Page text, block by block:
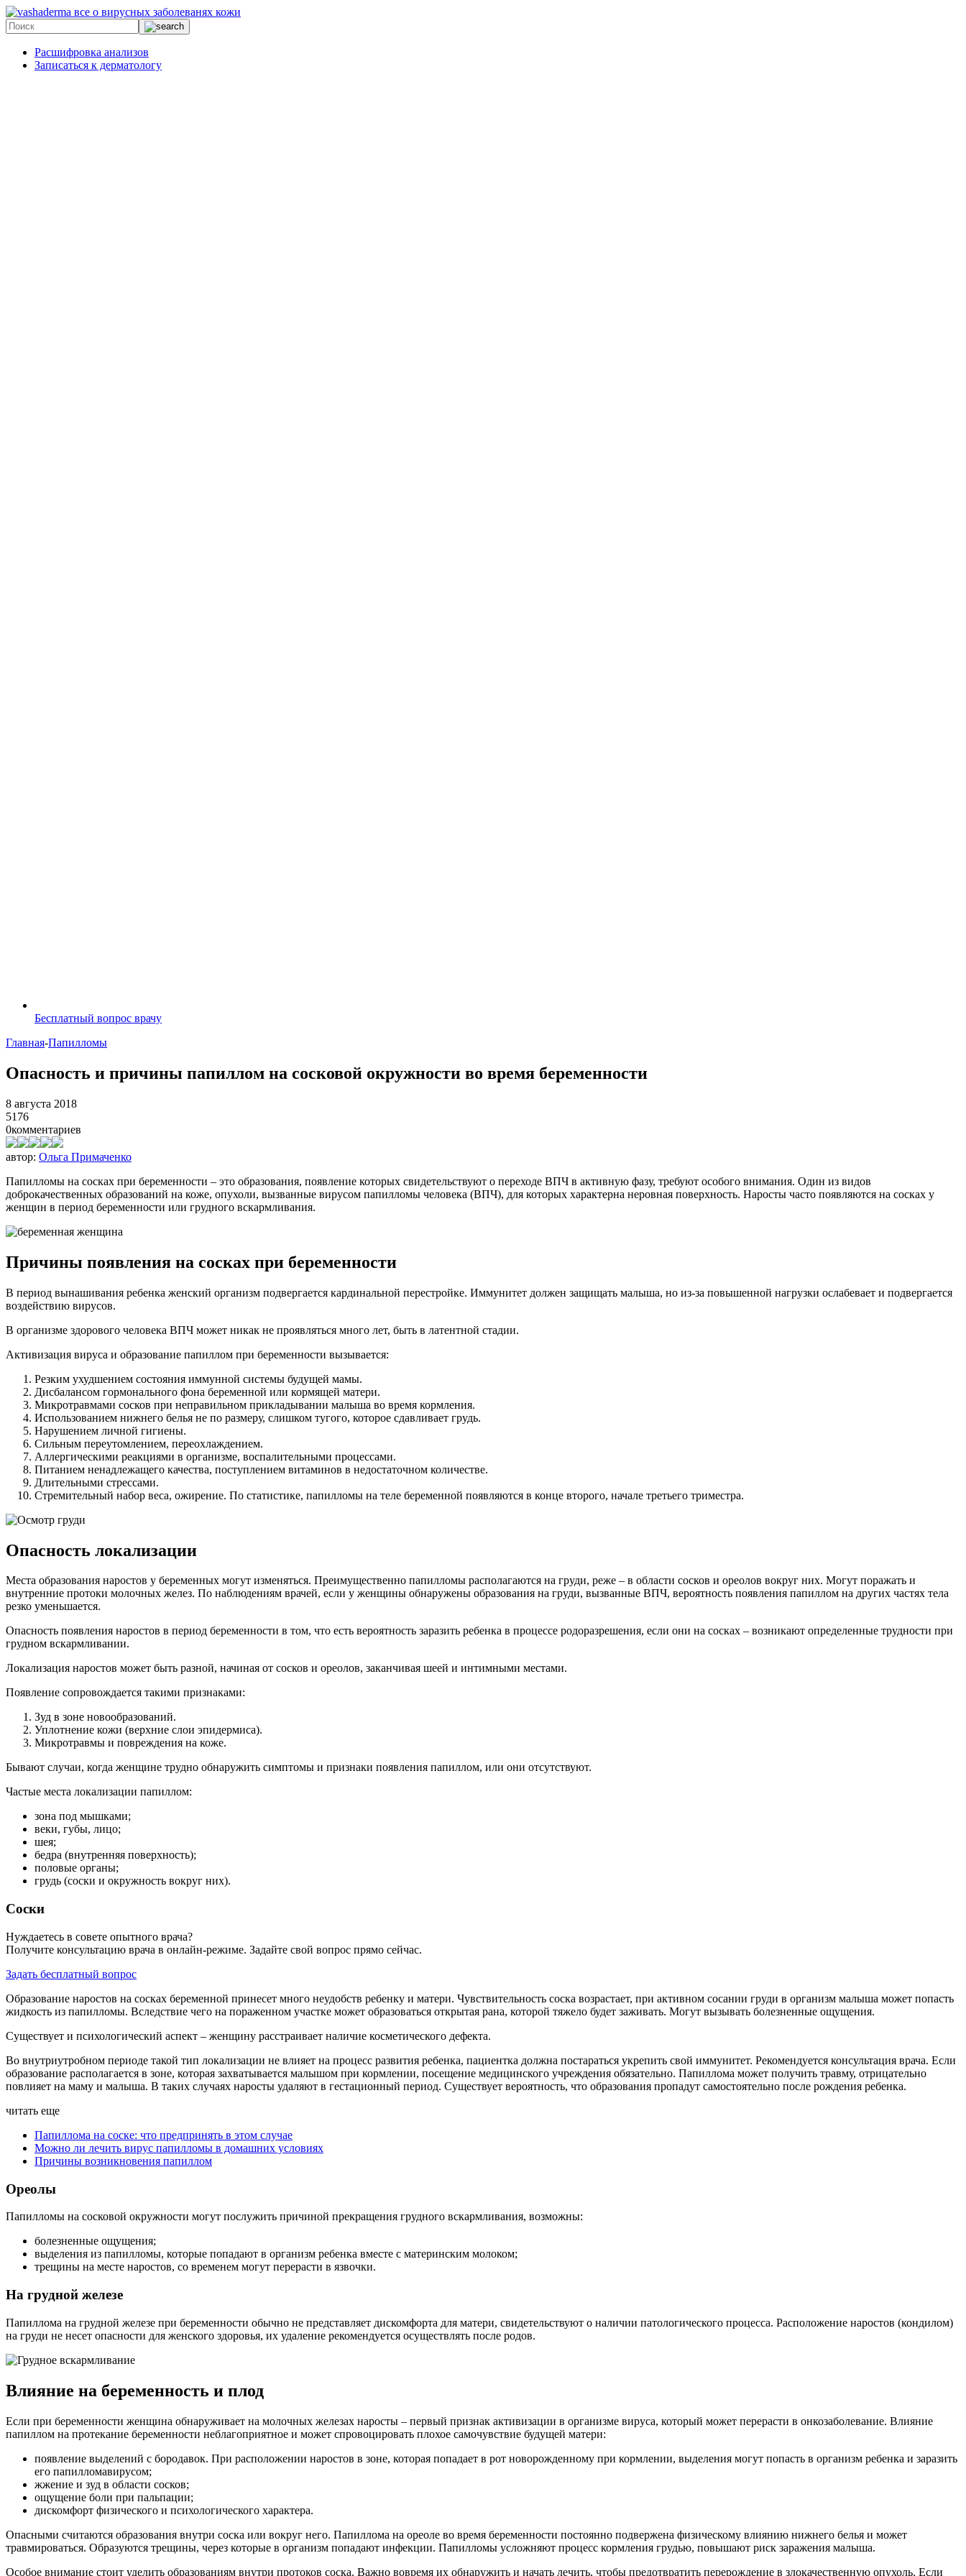
все о вирусных заболеванях кожи
Расшифровка анализов
Записаться к дерматологу
Бесплатный вопрос врачу
Главная-Папилломы
Опасность и причины папиллом на сосковой окружности во время беременности
8 августа 2018
5176
0комментариев
автор: Ольга Примаченко
Папилломы на сосках при беременности – это образования, появление которых свидетельствуют о переходе ВПЧ в активную фазу, требуют особого внимания. Один из видов
доброкачественных образований на коже, опухоли, вызванные вирусом папилломы человека (ВПЧ), для которых характерна неровная поверхность. Наросты часто появляются на сосках у
женщин в период беременности или грудного вскармливания.
Причины появления на сосках при беременности
В период вынашивания ребенка женский организм подвергается кардинальной перестройке. Иммунитет должен защищать малыша, но из-за повышенной нагрузки ослабевает и подвергается
воздействию вирусов.
В организме здорового человека ВПЧ может никак не проявляться много лет, быть в латентной стадии.
Активизация вируса и образование папиллом при беременности вызывается:
Резким ухудшением состояния иммунной системы будущей мамы.
Дисбалансом гормонального фона беременной или кормящей матери.
Микротравмами сосков при неправильном прикладывании малыша во время кормления.
Использованием нижнего белья не по размеру, слишком тугого, которое сдавливает грудь.
Нарушением личной гигиены.
Сильным переутомлением, переохлаждением.
Аллергическими реакциями в организме, воспалительными процессами.
Питанием ненадлежащего качества, поступлением витаминов в недостаточном количестве.
Длительными стрессами.
Стремительный набор веса, ожирение. По статистике, папилломы на теле беременной появляются в конце второго, начале третьего триместра.
Опасность локализации
Места образования наростов у беременных могут изменяться. Преимущественно папилломы располагаются на груди, реже – в области сосков и ореолов вокруг них. Могут поражать и
внутренние протоки молочных желез. По наблюдениям врачей, если у женщины обнаружены образования на груди, вызванные ВПЧ, вероятность появления папиллом на других частях тела
резко уменьшается.
Опасность появления наростов в период беременности в том, что есть вероятность заразить ребенка в процессе родоразрешения, если они на сосках – возникают определенные трудности при
грудном вскармливании.
Локализация наростов может быть разной, начиная от сосков и ореолов, заканчивая шеей и интимными местами.
Появление сопровождается такими признаками:
Зуд в зоне новообразований.
Уплотнение кожи (верхние слои эпидермиса).
Микротравмы и повреждения на коже.
Бывают случаи, когда женщине трудно обнаружить симптомы и признаки появления папиллом, или они отсутствуют.
Частые места локализации папиллом:
зона под мышками;
веки, губы, лицо;
шея;
бедра (внутренняя поверхность);
половые органы;
грудь (соски и окружность вокруг них).
Соски
Нуждаетесь в совете опытного врача?
Получите консультацию врача в онлайн-режиме. Задайте свой вопрос прямо сейчас.
Задать бесплатный вопрос
Образование наростов на сосках беременной принесет много неудобств ребенку и матери. Чувствительность соска возрастает, при активном сосании груди в организм малыша может попасть
жидкость из папилломы. Вследствие чего на пораженном участке может образоваться открытая рана, которой тяжело будет заживать. Могут вызывать болезненные ощущения.
Существует и психологический аспект – женщину расстраивает наличие косметического дефекта.
Во внутриутробном периоде такой тип локализации не влияет на процесс развития ребенка, пациентка должна постараться укрепить свой иммунитет. Рекомендуется консультация врача. Если
образование располагается в зоне, которая захватывается малышом при кормлении, посещение медицинского учреждения обязательно. Папиллома может получить травму, отрицательно
повлияет на маму и малыша. В таких случаях наросты удаляют в гестационный период. Существует вероятность, что образования пропадут самостоятельно после рождения ребенка.
читать еще
Папиллома на соске: что предпринять в этом случае
Можно ли лечить вирус папилломы в домашних условиях
Причины возникновения папиллом
Ореолы
Папилломы на сосковой окружности могут послужить причиной прекращения грудного вскармливания, возможны:
болезненные ощущения;
выделения из папилломы, которые попадают в организм ребенка вместе с материнским молоком;
трещины на месте наростов, со временем могут перерасти в язвочки.
На грудной железе
Папиллома на грудной железе при беременности обычно не представляет дискомфорта для матери, свидетельствуют о наличии патологического процесса. Расположение наростов (кондилом)
на груди не несет опасности для женского здоровья, их удаление рекомендуется осуществлять после родов.
Влияние на беременность и плод
Если при беременности женщина обнаруживает на молочных железах наросты – первый признак активизации в организме вируса, который может перерасти в онкозаболевание. Влияние
папиллом на протекание беременности неблагоприятное и может спровоцировать плохое самочувствие будущей матери:
появление выделений с бородавок. При расположении наростов в зоне, которая попадает в рот новорожденному при кормлении, выделения могут попасть в организм ребенка и заразить
его папилломавирусом;
жжение и зуд в области сосков;
ощущение боли при пальпации;
дискомфорт физического и психологического характера.
Опасными считаются образования внутри соска или вокруг него. Папиллома на ореоле во время беременности постоянно подвержена физическому влиянию нижнего белья и может
травмироваться. Образуются трещины, через которые в организм попадают инфекции. Папилломы усложняют процесс кормления грудью, повышают риск заражения малыша.
Особое внимание стоит уделить образованиям внутри протоков соска. Важно вовремя их обнаружить и начать лечить, чтобы предотвратить перерождение в злокачественную опухоль. Если